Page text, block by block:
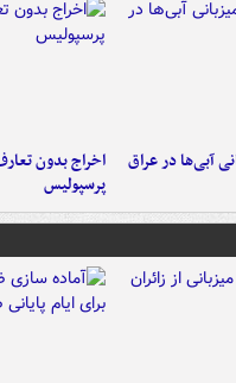
اخراج بدون
پرسپولیس